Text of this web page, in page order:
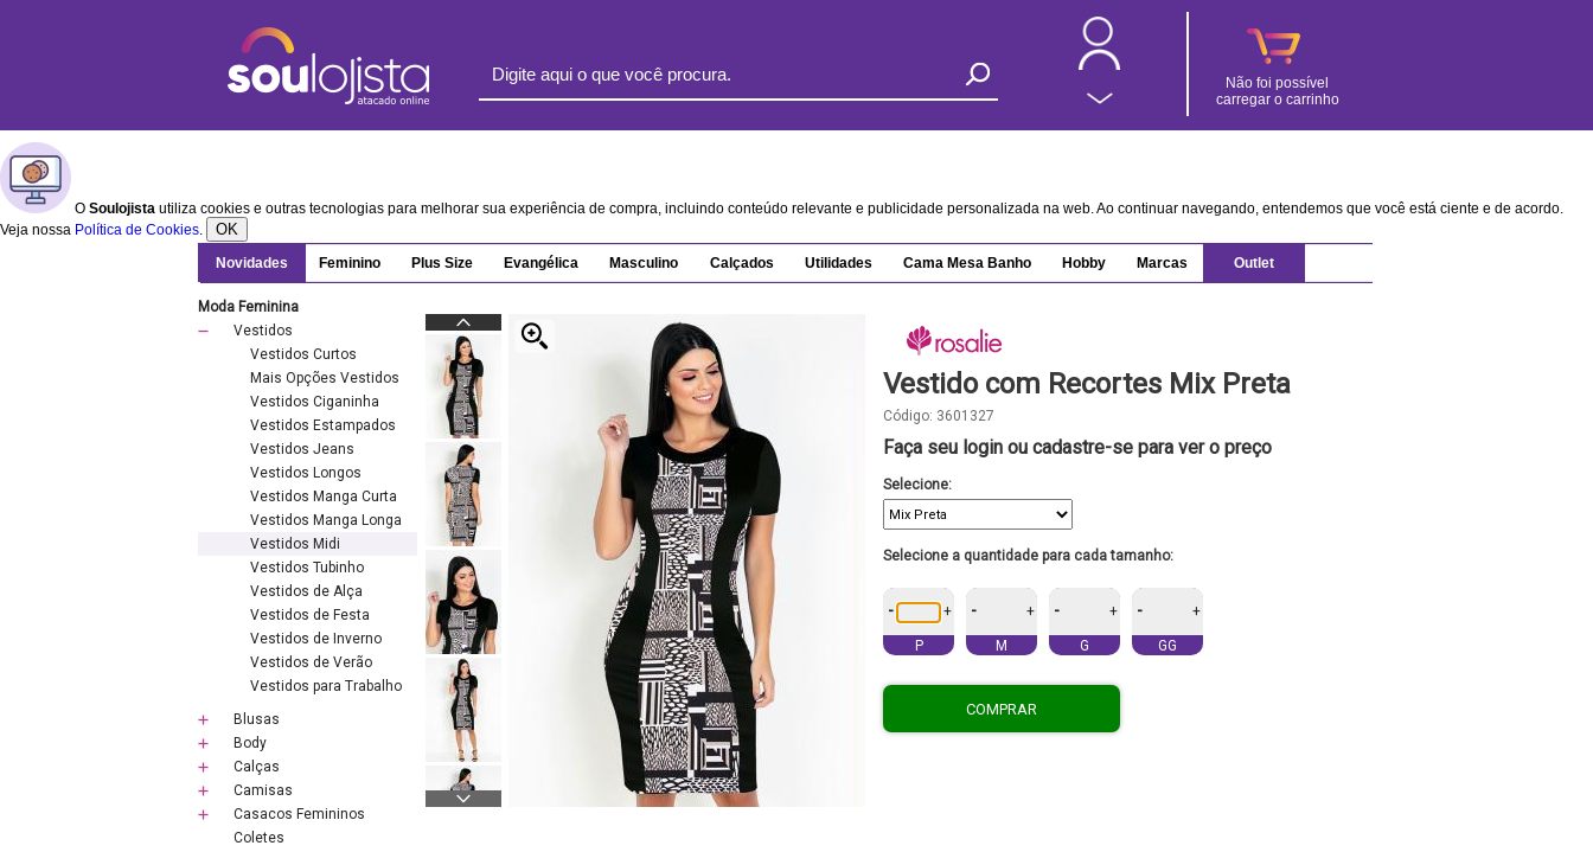
Não foi possível
carregar o carrinho
O Soulojista utiliza cookies e outras tecnologias para melhorar sua experiência de compra, incluindo conteúdo relevante e publicidade personalizada na web. Ao continuar navegando, entendemos que você está ciente e de acordo.
Veja nossa Política de Cookies. OK
Novidades Feminino Plus Size Evangélica Masculino Calçados Utilidades Cama Mesa Banho Hobby Marcas Outlet
Moda Feminina
Vestidos
Vestidos Curtos
Mais Opções Vestidos
Vestidos Ciganinha
Vestidos Estampados
Vestidos Jeans
Vestidos Longos
Vestidos Manga Curta
Vestidos Manga Longa
Vestidos Midi
Vestidos Tubinho
Vestidos de Alça
Vestidos de Festa
Vestidos de Inverno
Vestidos de Verão
Vestidos para Trabalho
Blusas
Body
Calças
Camisas
Casacos Femininos
Coletes
Vestido com Recortes Mix Preta
Código: 3601327
Faça seu login ou cadastre-se para ver o preço
Selecione:
Selecione a quantidade para cada tamanho:
- +
P
- +
M
- +
G
- +
GG
COMPRAR